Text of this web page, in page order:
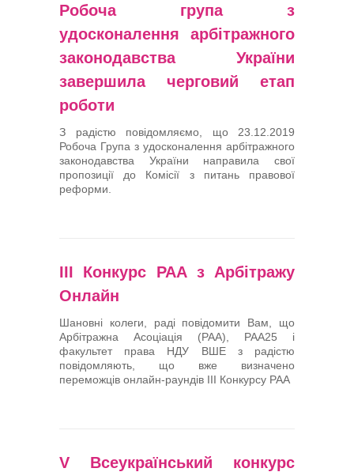
Підтримка арбітражу ad hoc
Члени УАА
Бібліотека
Студенти
Робоча група з
удосконалення арбітражного
законодавства України
завершила черговий етап
роботи
З радістю повідомляємо, що 23.12.2019
Робоча Група з удосконалення арбітражного
законодавства України направила свої
пропозиції до Комісії з питань правової
реформи.
III Конкурс РАА з Арбітражу
Онлайн
Шановні колеги, раді повідомити Вам, що
Арбітражна Асоціація (РАА), РАА25 і
факультет права НДУ ВШЕ з радістю
повідомляють, що вже визначено
переможців онлайн-раундів III Конкурсу РАА
V Всеукраїнський конкурс